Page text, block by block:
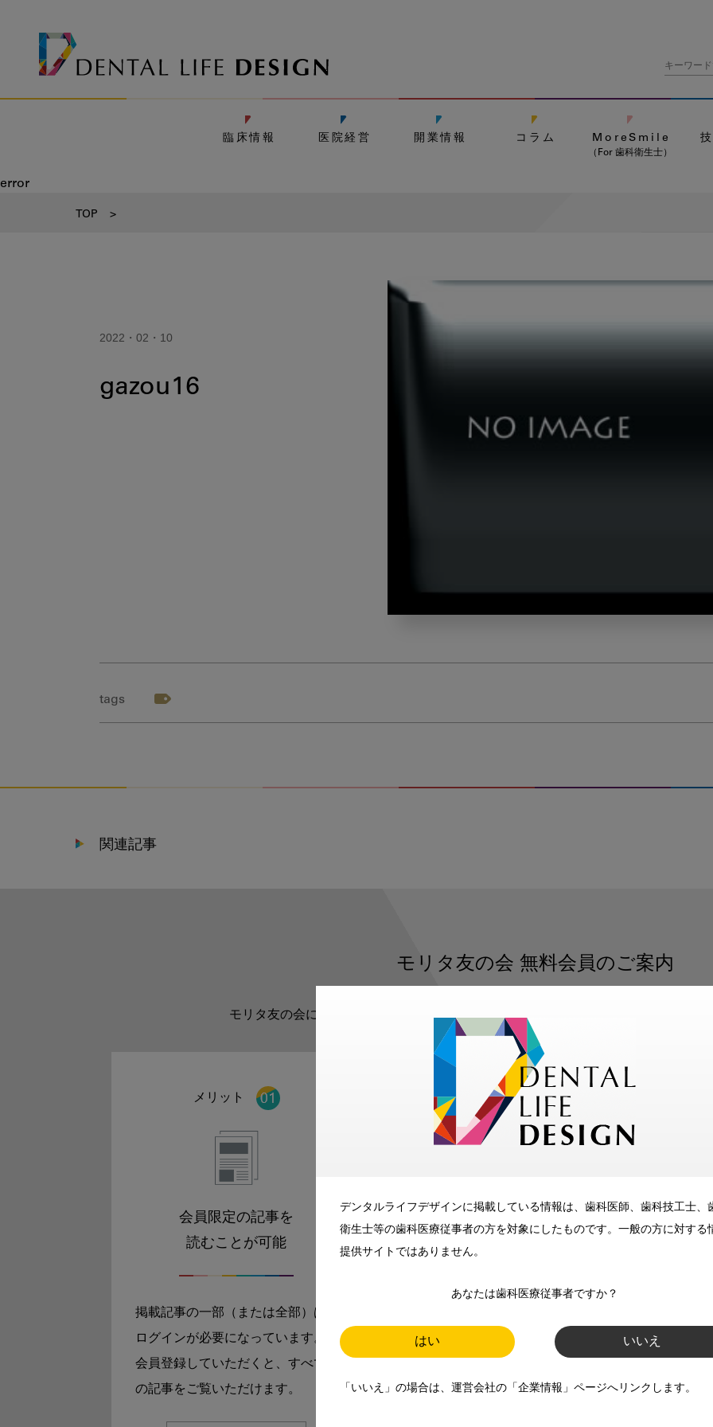
デンタルライフデザインに掲載している情報は、歯科医師、歯科技工士、
衛生士等の歯科医療従事者の方を対象にしたものです。一般の方に対する
提供サイトではありません。
あなたは歯科医療従事者ですか？
はい いいえ
「いいえ」の場合は、運営会社の「企業情報」ページへリンクします。
臨床情報 医院経営 開業情報 コラム MoreSmile
（For 歯科衛生士）
error
TOP >
2022・02・10
gazou16
tags
関連記事
モリタ友の会 無料会員のご案内
モリタ友の会に登録いただくと、デンタルライフデザインをもっと便利にご利用い
メリット
会員限定の記事を
読むことが可能
掲載記事の一部（または全部）は
ログインが必要になっています。
会員登録していただくと、すべて
の記事をご覧いただけます。
メリット
メールマガジンでお届け
師、歯科衛生士、歯科技工士）に
お届けします。